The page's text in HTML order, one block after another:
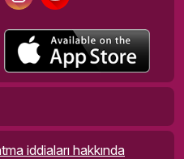
iddiaları hakkında